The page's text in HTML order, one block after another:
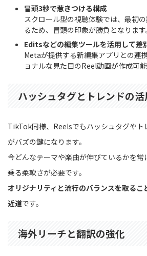
冒頭3秒で惹きつける構成
スクロール型の視聴体験では、最初
るため、冒頭の印象が勝負となります
Editsなどの編集ツールを活用して差
Metaが提供する新編集アプリとの連
ョナルな見た目のReel動画が作成可能
ハッシュタグとトレンドの活
TikTok同様、Reelsでもハッシュタグやト
がバズの鍵になります。
今どんなテーマや楽曲が伸びているかを常
乗る柔軟さが必要です。
オリジナリティと流行のバランスを取るこ
近道です。
海外リーチと翻訳の強化